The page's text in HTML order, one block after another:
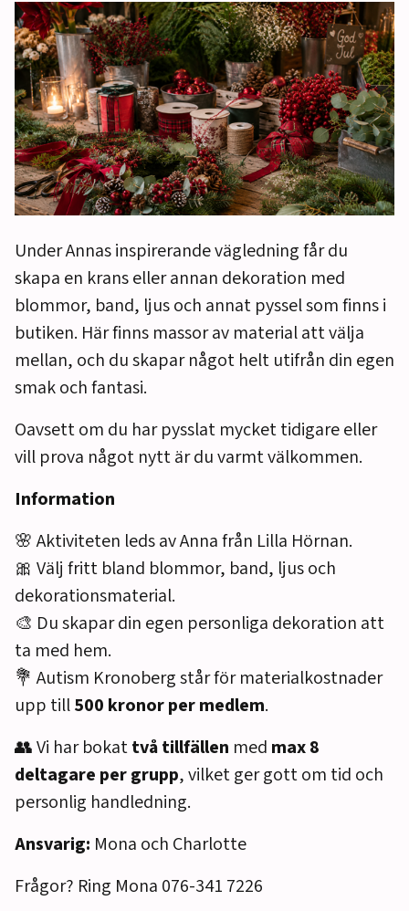
Under Annas inspirerande vägledning får du
skapa en krans eller annan dekoration med
blommor, band, ljus och annat pyssel som finns i
butiken. Här finns massor av material att välja
mellan, och du skapar något helt utifrån din egen
smak och fantasi.
Oavsett om du har pysslat mycket tidigare eller
vill prova något nytt är du varmt välkommen.
Information
🌸 Aktiviteten leds av Anna från Lilla Hörnan.
🎀 Välj fritt bland blommor, band, ljus och
dekorationsmaterial.
🎨 Du skapar din egen personliga dekoration att
ta med hem.
💐 Autism Kronoberg står för materialkostnader
upp till500 kronor per medlem.
👥 Vi har bokattvå tillfällen med max 8
deltagare per grupp, vilket ger gott om tid och
personlig handledning.
Ansvarig: Mona och Charlotte
Frågor? Ring Mona 076-341 7226